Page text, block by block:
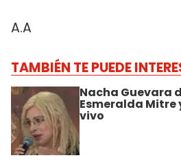
A.A
TAMBIÉN TE PUEDE
Nacha Guevara
Esmeralda Mitre
vivo